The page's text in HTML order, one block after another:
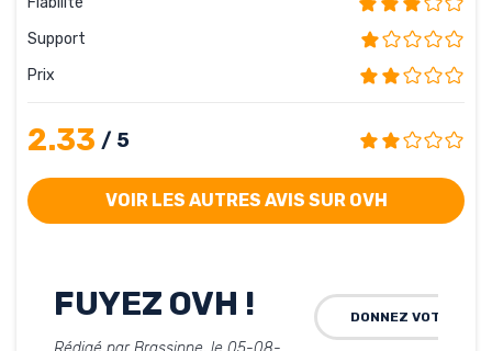
Support
Prix
2.33 / 5
VOIR LES AUTRES AVIS SUR OVH
FUYEZ OVH ! DONNEZ VOTRE